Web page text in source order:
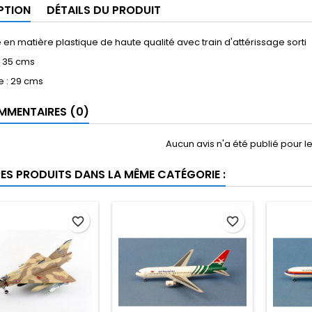
DÉTAILS DU PRODUIT
en matière plastique de haute qualité avec train d'attérissage sorti
cms
: 29 cms
(0)
Aucun avis n'a été publié pour
PRODUITS DANS LA MÊME CATÉGORIE :
favorite_border favorite_border